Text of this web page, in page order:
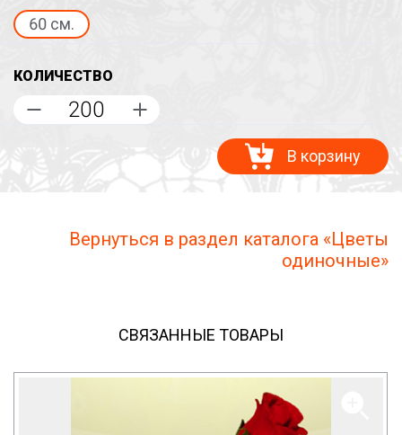
60 см.
КОЛИЧЕСТВО
В корзину
Вернуться в раздел каталога «Цветы
одиночные»
СВЯЗАННЫЕ ТОВАРЫ